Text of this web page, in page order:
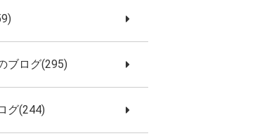
ブログ(295)
グ(244)